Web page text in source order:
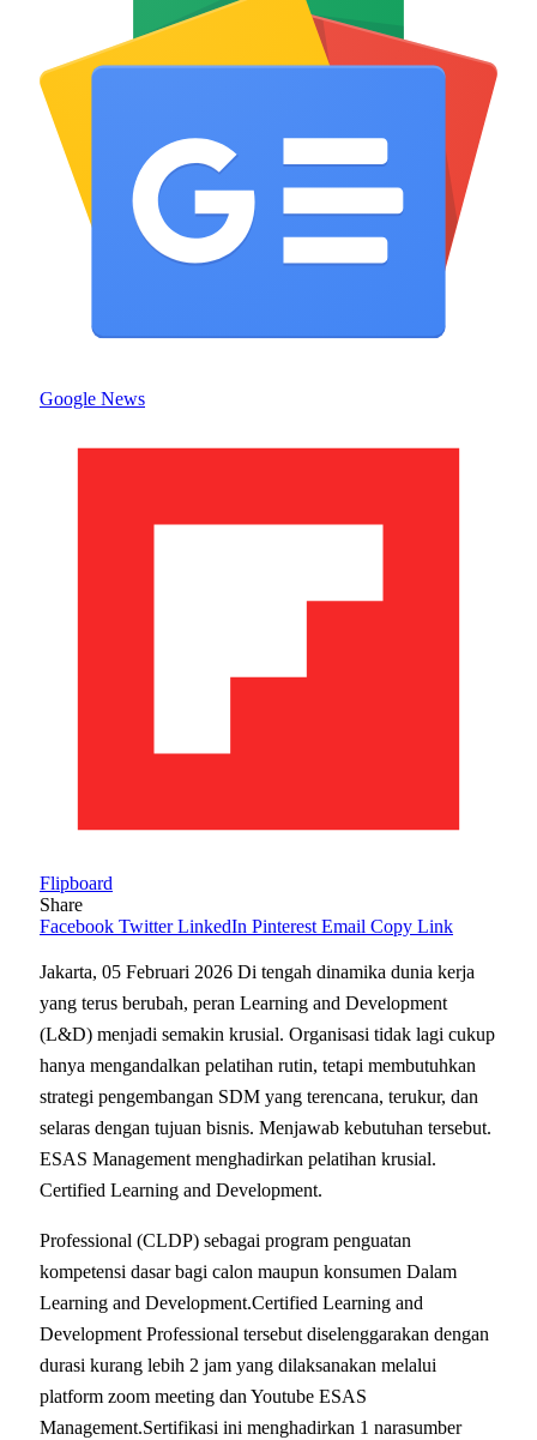
Google News
Flipboard
Share
Facebook Twitter LinkedIn Pinterest Email Copy Link
Jakarta, 05 Februari 2026 Di tengah dinamika dunia kerja
yang terus berubah, peran Learning and Development
(L&D) menjadi semakin krusial. Organisasi tidak lagi cukup
hanya mengandalkan pelatihan rutin, tetapi membutuhkan
strategi pengembangan SDM yang terencana, terukur, dan
selaras dengan tujuan bisnis. Menjawab kebutuhan tersebut.
ESAS Management menghadirkan pelatihan krusial.
Certified Learning and Development.
Professional (CLDP) sebagai program penguatan
kompetensi dasar bagi calon maupun konsumen Dalam
Learning and Development.Certified Learning and
Development Professional tersebut diselenggarakan dengan
durasi kurang lebih 2 jam yang dilaksanakan melalui
platform zoom meeting dan Youtube ESAS
Management.Sertifikasi ini menghadirkan 1 narasumber